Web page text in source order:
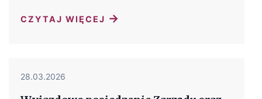
CZYTAJ WIĘCEJ →
28.03.2026